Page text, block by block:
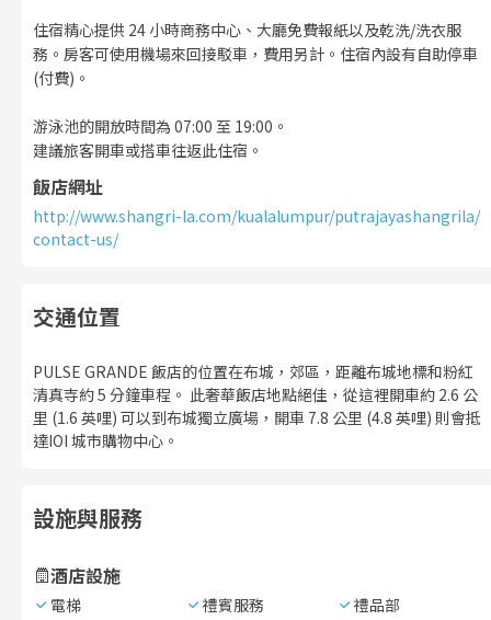
住宿精心提供 24 小時商務中心、大廳免費報紙以及乾洗/洗衣服
務。房客可使用機場來回接駁車，費用另計。住宿內設有自助停車
(付費)。
游泳池的開放時間為 07:00 至 19:00。
建議旅客開車或搭車往返此住宿。
飯店網址
http://www.shangri-la.com/kualalumpur/putrajayashangrila/
contact-us/
交通位置
PULSE GRANDE 飯店的位置在布城，郊區，距離布城地標和粉紅
清真寺約 5 分鐘車程。 此奢華飯店地點絕佳，從這裡開車約 2.6 公
里 (1.6 英哩) 可以到布城獨立廣場，開車 7.8 公里 (4.8 英哩) 則會抵
達IOI 城市購物中心。
設施與服務
酒店設施
電梯 禮賓服務
禮品部